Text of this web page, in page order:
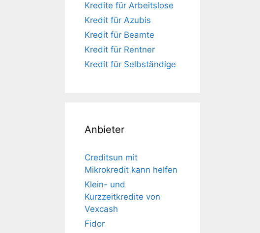
Kredite für Arbeitslose
Kredit für Azubis
Kredit für Beamte
Kredit für Rentner
Kredit für Selbständige
Anbieter
Creditsun mit
Mikrokredit kann helfen
Klein- und
Kurzzeitkredite von
Vexcash
Fidor